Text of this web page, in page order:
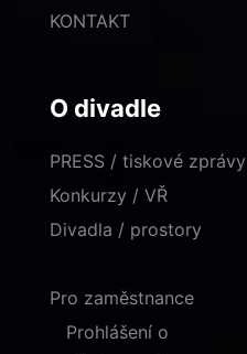
KONTAKT
O divadle
PRESS / tiskové zprávy
Konkurzy / VŘ
Divadla / prostory
Pro zaměstnance
Prohlášení o